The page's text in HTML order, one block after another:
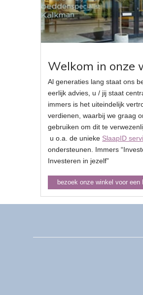
Welkom in onze
Al generaties lang staat ons
eerlijk advies, u / jij staat
immers is het uiteindelijk
verdienen, waarbij we graag
gebruiken om dit te
u o.a. de unieke SlaapID
ondersteunen. Immers
Investeren in jezelf”
bezoek onze winkel voor een